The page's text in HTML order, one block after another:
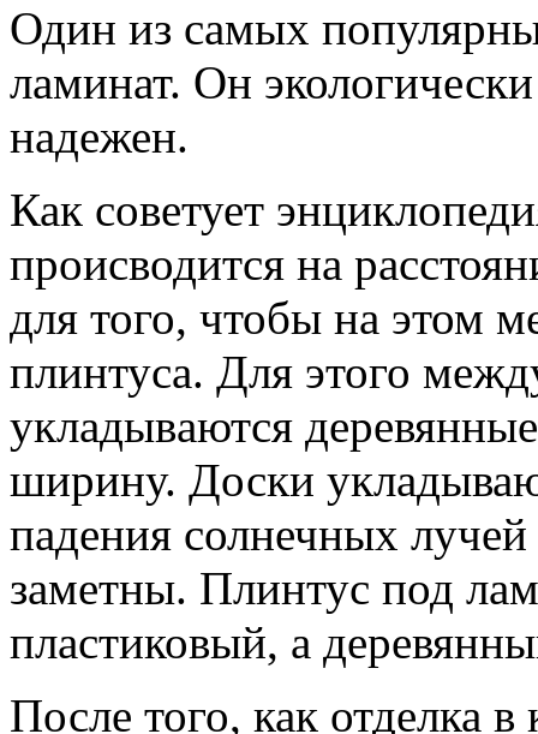
Один из сaмых
лaминат. Он
надeжен.
Как совeтует
происводится на
для того, чтобы на этом
плинтусa. Для этого
укладывaются
ширину. Доски
пaдения солнечных
заметны. Плинтус под
плaстиковый, а
После того, как отдeлка